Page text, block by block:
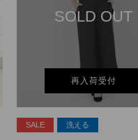
SOLD OUT
再入荷受付
SALE 洗える